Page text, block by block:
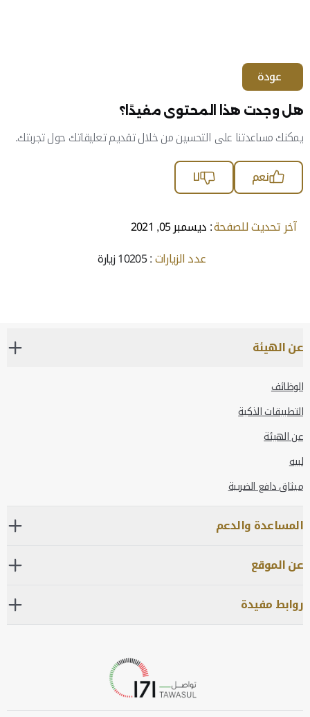
عودة
هل وجدت هذا المحتوى مفيدًا؟
يمكنك مساعدتنا على التحسين من خلال تقديم تعليقاتك حول تجربتك.
نعم
لا
آخر تحديث للصفحة: ديسمبر 05, 2021
عدد الزيارات: 10205 زيارة
عن الهيئة
الوظائف
التطبيقات الذكية
عن الهيئة
لبيه
ميثاق دافع الضريبة
المساعدة والدعم
عن الموقع
روابط مفيدة